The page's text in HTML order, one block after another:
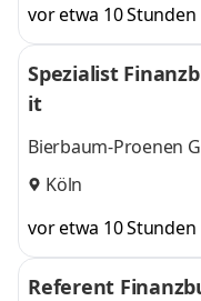
vor etwa 10 Stunden
Spezialist
it
Bierbaum-Proenen
Köln
vor etwa 10 Stunden
Referent